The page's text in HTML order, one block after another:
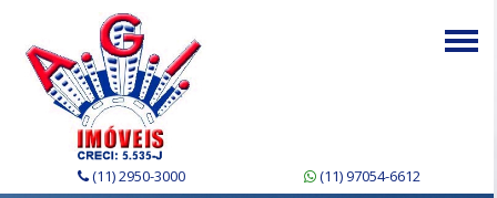
(11) 2950-3000 (11) 97054-6612